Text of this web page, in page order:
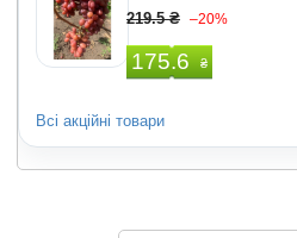
219.5 ₴ –20%
175.6 ₴
Всі акційні товари